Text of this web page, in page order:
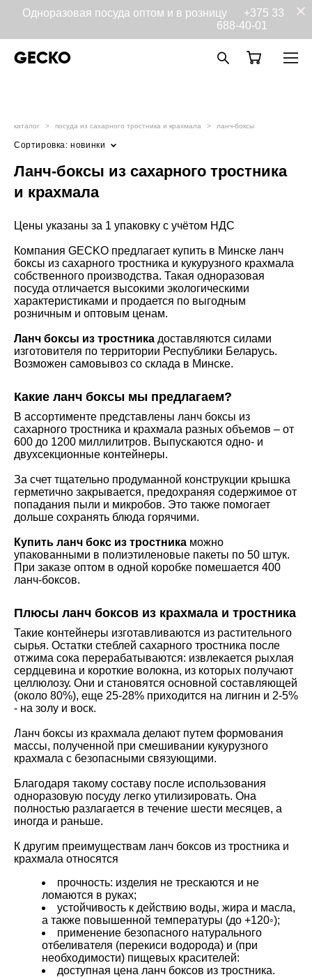
Одноразовая посуда оптом и в розницу +375 33
688-40-01
GECKO
каталог > посуда из сахарного тростника и крахмала > ланч-боксы
Сортировка: новинки
Ланч-боксы из сахарного тростника
и крахмала
Цены указаны за 1 упаковку с учётом НДС
Компания GECKO предлагает купить в Минске ланч
боксы из сахарного тростника и кукурузного крахмала
собственного производства. Такая одноразовая
посуда отличается высокими экологическими
характеристиками и продается по выгодным
розничным и оптовым ценам.
Ланч боксы из тростника доставляются силами
изготовителя по территории Республики Беларусь.
Возможен самовывоз со склада в Минске.
Какие ланч боксы мы предлагаем?
В ассортименте представлены ланч боксы из
сахарного тростника и крахмала разных объемов – от
600 до 1200 миллилитров. Выпускаются одно- и
двухсекционные контейнеры.
За счет тщательно продуманной конструкции крышка
герметично закрывается, предохраняя содержимое от
попадания пыли и микробов. Это также помогает
дольше сохранять блюда горячими.
Купить ланч бокс из тростника можно
упакованными в полиэтиленовые пакеты по 50 штук.
При заказе оптом в одной коробке помешается 400
ланч-боксов.
Плюсы ланч боксов из крахмала и тростника
Такие контейнеры изготавливаются из растительного
сырья. Остатки стеблей сахарного тростника после
отжима сока перерабатываются: извлекается рыхлая
сердцевина и короткие волокна, из которых получают
целлюлозу. Они и становятся основной составляющей
(около 80%), еще 25-28% приходится на лигнин и 2-5%
- на золу и воск.
Ланч боксы из крахмала делают путем формования
массы, полученной при смешивании кукурузного
крахмала с безопасными связующими.
Благодаря такому составу после использования
одноразовую посуду легко утилизировать. Она
полностью разлагается в течение шести месяцев, а
иногда и раньше.
К другим преимуществам ланч боксов из тростника и
крахмала относятся
прочность: изделия не трескаются и не
ломаются в руках;
устойчивость к действию воды, жира и масла,
а также повышенной температуры (до +120◦);
применение безопасного натурального
отбеливателя (перекиси водорода) и (при
необходимости) пищевых красителей:
доступная цена ланч боксов из тростника.